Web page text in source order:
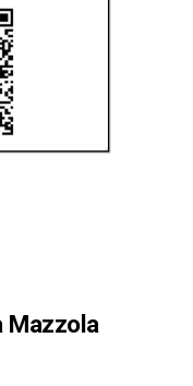
Mazzola